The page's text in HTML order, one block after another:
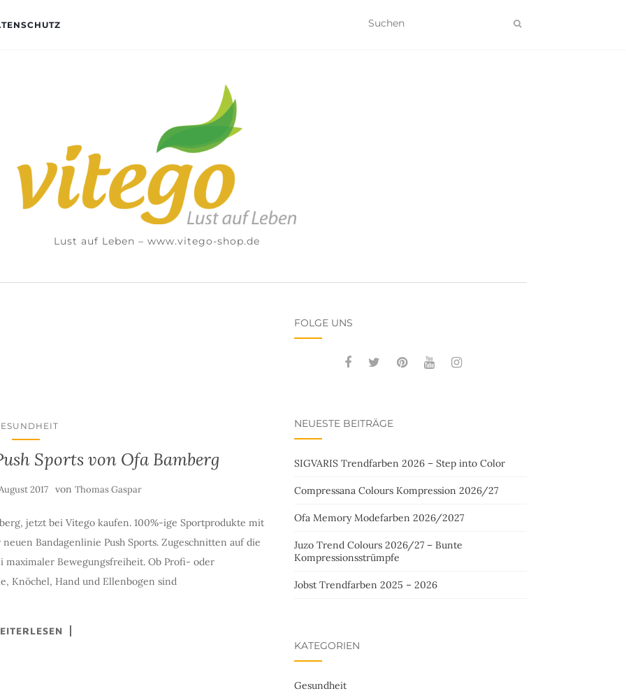
Lust auf Leben – www.vitego-shop.de
Sports von Ofa Bamberg
2017 von Thomas Gaspar
jetzt bei Vitego kaufen. 100%-ige Sportprodukte mit
Bandagenlinie Push Sports. Zugeschnitten auf die
maximaler Bewegungsfreiheit. Ob Profi- oder
Knöchel, Hand und Ellenbogen sind
FOLGE UNS
NEUESTE BEITRÄGE
SIGVARIS Trendfarben 2026 – Step into Color
Compressana Colours Kompression 2026/27
Ofa Memory Modefarben 2026/2027
Juzo Trend Colours 2026/27 – Bunte
Kompressionsstrümpfe
Jobst Trendfarben 2025 – 2026
KATEGORIEN
Gesundheit